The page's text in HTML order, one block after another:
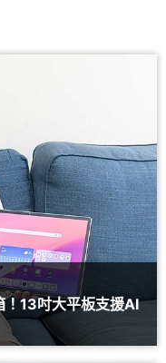
13吋大平板支援AI